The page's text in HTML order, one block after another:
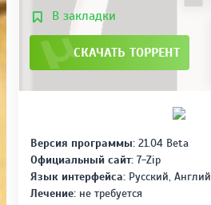
В закладки
СКАЧАТЬ ТОРРЕНТ
Версия программы: 21.04 Beta
Официальный сайт: 7-Zip
Язык интерфейса: Русский,
Лечение: не требуется